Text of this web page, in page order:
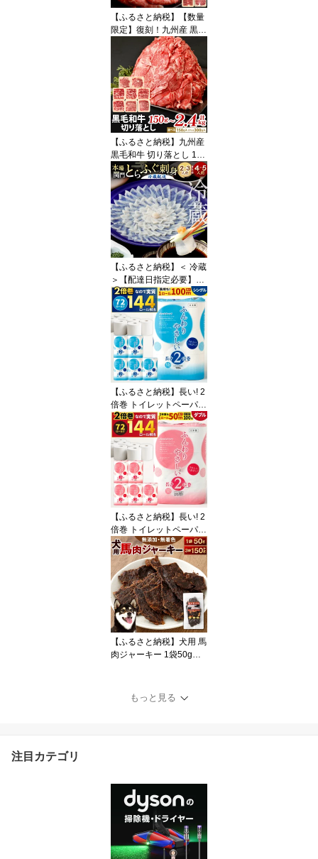
ヤー ヘアー ヘアケア 大
風量 速乾 家電 福岡県北
九州市
【ふるさと納税】【数量
限定】復刻！九州産 黒毛
和牛 赤身 スライス(も
も・うで) 選べる 150g /
300g / 計600g / 計900g /
計1.2kg / 計1.8kg / 計2.4
kg お肉 牛肉 和牛 すき焼
き 焼肉 焼き肉 牛モモ 牛
ウデ 冷凍 小分け 国産 福
岡県北九州市
【ふるさと納税】九州産
黒毛和牛 切り落とし 1パ
ック300g 選べる 約150g
(1パック) / 約300g(1パッ
ク) / 計約600g(2パック) /
計約900g(3パック) / 計約
1.2kg(4パック) / 計約1.8
kg(6パック) / 計約2.4kg
(8パック) 小分け 国産牛
お肉 牛肉 切落し 冷凍 便
利 福岡県北九州市
【ふるさと納税】＜ 冷蔵
＞【配達日指定必要】本
場関門とらふぐ 刺身 セ
ット ふく一 ＜選べる＞ 2
～3人前 または 4～5人前
ふぐ刺し 刺身 皮刺し 高
等葱 ポン酢 ヒレフグ刺
し 福岡県 国産 九州 福岡
県北九州市 27000円～39
000円 2万7000円～3万9
000円
【ふるさと納税】長い! 2
倍巻 トイレットペーパー
【シングル】 12ロール×
6パック 合計72ロール ふ
んわりやさしい長さ2倍
巻き 1ロール100m 【1ケ
ース6パック入り】 日用
品 トイレット ティシュ
ー ペーパー トイレット
ロール 無香料 防災 備蓄
国産 14000円 1万4000円
【ふるさと納税】長い! 2
倍巻 トイレットペーパー
【ダブル】6パック(計72
ロール) 1パック12ロール
入 無香料 ふんわりやさ
しい 2倍巻き 1ロール50
m 日用品 ペーパー トイ
レットロール 防災 備蓄
国産 福岡県北九州市
【ふるさと納税】犬用 馬
肉ジャーキー 1袋50g入
無添加 高たんぱく 無着
もっと見る
注目カテゴリ